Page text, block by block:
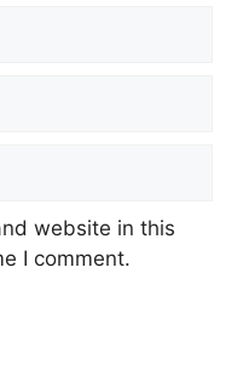
website in this
I comment.